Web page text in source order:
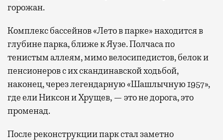
горожан.
Комплекс бассейнов «Лето в парке» находится в
глубине парка, ближе к Яузе. Полчаса по
тенистым аллеям, мимо велосипедистов, белок и
пенсионеров с их скандинавской ходьбой,
наконец, через легендарную «Шашлычную 1957»,
где ели Никсон и Хрущев, — это не дорога, это
променад.
После реконструкции парк стал заметно